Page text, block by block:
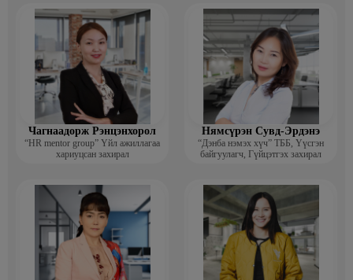
Чагнаадорж Рэнцэнхорол
“HR mentor group” Үйл ажиллагаа
хариуцсан захирал
Нямсүрэн Сувд-Эрдэнэ
“Дэнба нэмэх хүч” ТББ, Үүсгэн
байгуулагч, Гүйцэтгэх захирал